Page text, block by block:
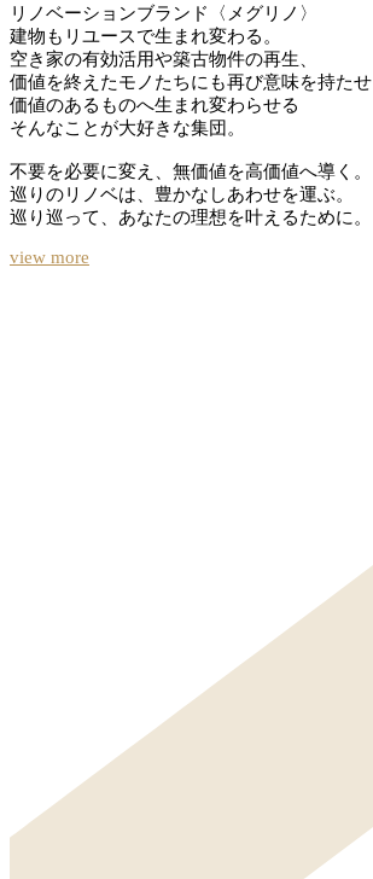
リノベーションブランド〈メグリノ〉
建物もリユースで生まれ変わる。
空き家の有効活用や築古物件の再生、
価値を終えたモノたちにも再び意味を持たせ
価値のあるものへ生まれ変わらせる
そんなことが大好きな集団。
不要を必要に変え、無価値を高価値へ導く。
巡りのリノベは、豊かなしあわせを運ぶ。
巡り巡って、あなたの理想を叶えるために。
view more